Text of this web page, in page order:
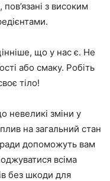
з високим
що у нас є. Не
або смаку. Робіть
тіло!
невеликі зміни у
на загальний стан
допоможуть вам
всіма
без шкоди для